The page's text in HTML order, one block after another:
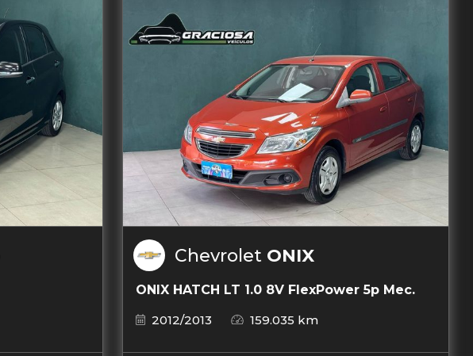
Chevrolet ONIX
ONIX HATCH LT 1.0 8V FlexPower 5p Mec.
2012/2013
159.035 km